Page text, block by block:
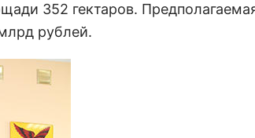
352 гектаров.
рублей.